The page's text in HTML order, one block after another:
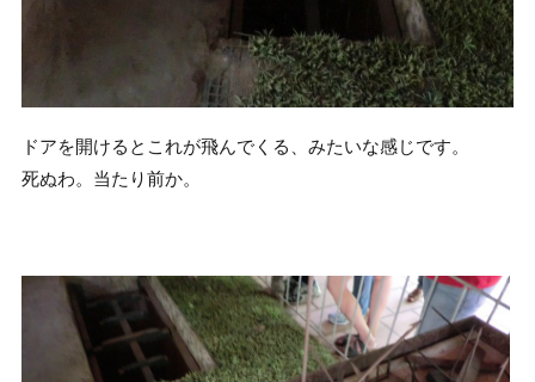
ドアを開けるとこれが飛んでくる、みたいな感じです。
死ぬわ。当たり前か。